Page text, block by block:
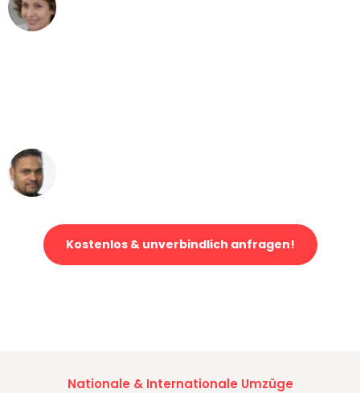
Kostenlos & unverbindlich anfragen!
Nationale & Internationale Umzüge